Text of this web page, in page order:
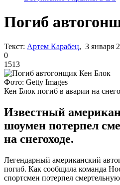
Погиб
Текст: Артем Карабец, 3 января
0
1513
Фото: Getty Images
Кен Блок погиб в аварии на
Известный
шоумен потерпел
на снегоходе.
Легендарный американский
погиб. Как сообщила команда
спортсмен потерпел